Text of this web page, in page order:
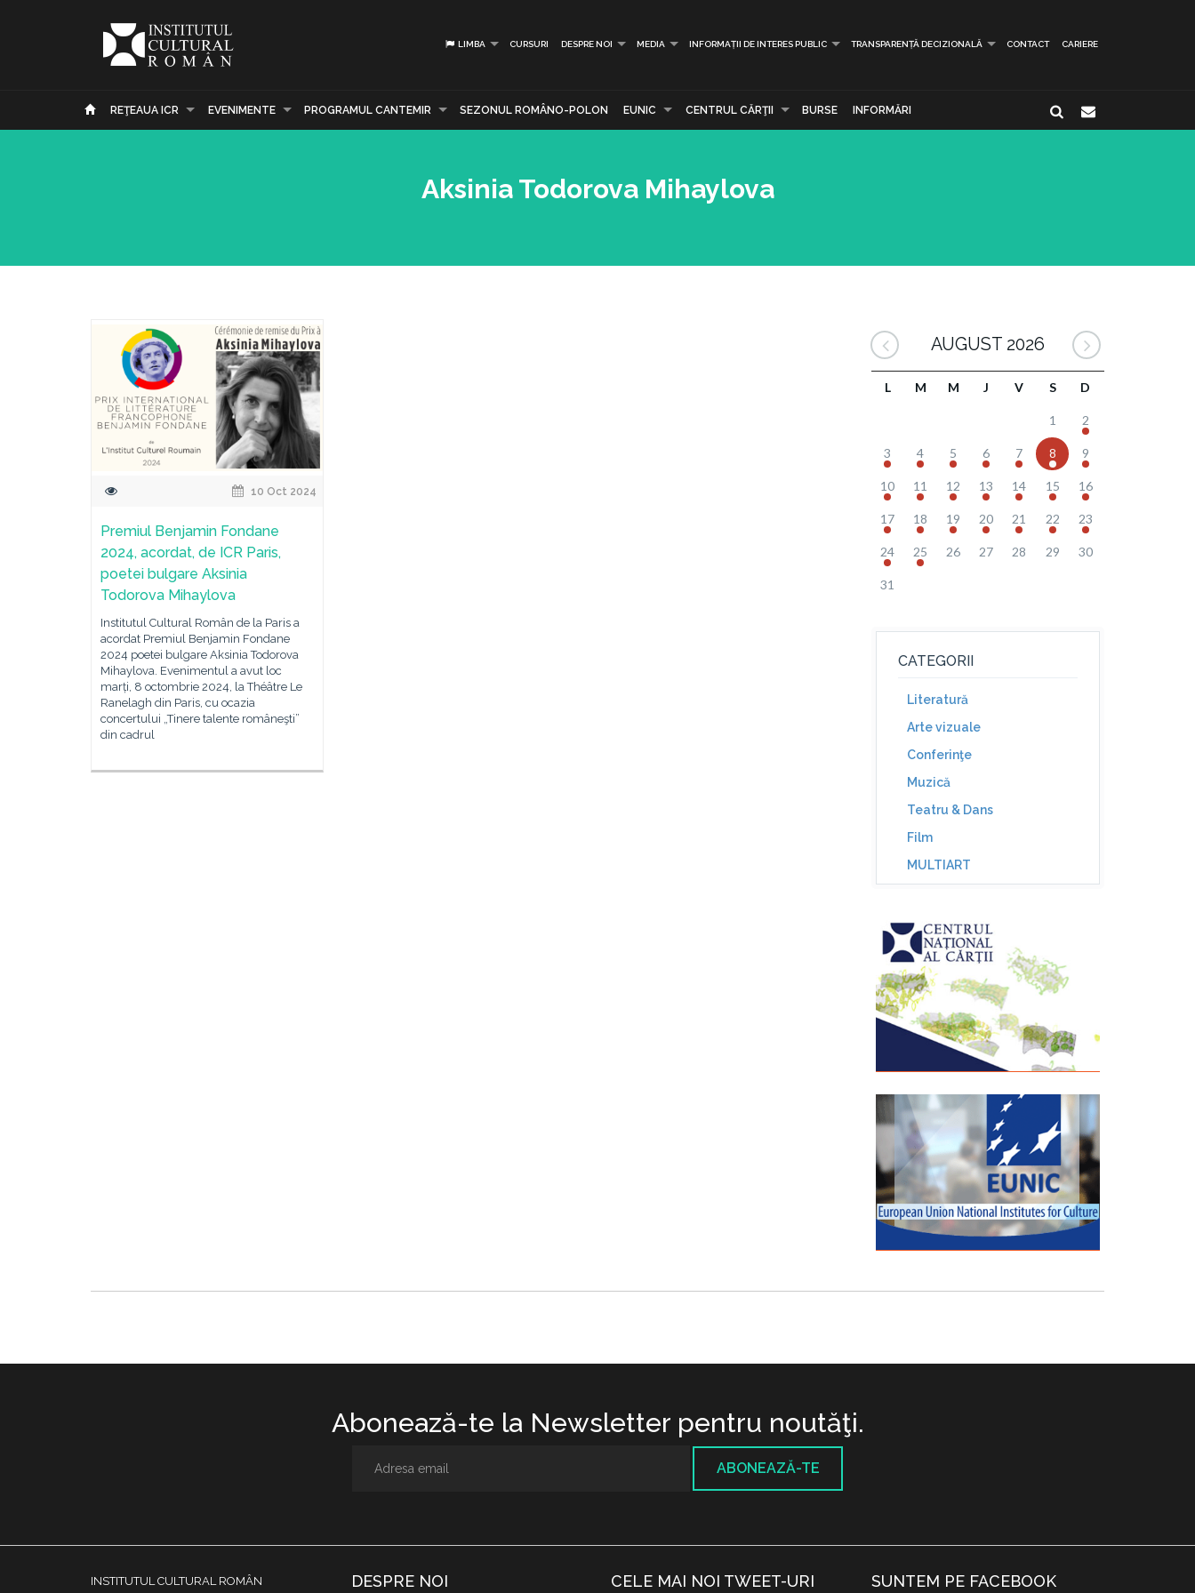
LIMBA CURSURI DESPRE NOI MEDIA INFORMAȚII DE INTERES PUBLIC TRANSPARENȚĂ DECIZIONALĂ CONTACT CARIERE
REŢEAUA ICR EVENIMENTE PROGRAMUL CANTEMIR SEZONUL ROMÂNO-POLON EUNIC CENTRUL CĂRŢII BURSE INFORMĂRI
Aksinia Todorova Mihaylova
10 Oct 2024
Premiul Benjamin Fondane
2024, acordat, de ICR Paris,
poetei bulgare Aksinia
Todorova Mihaylova
Institutul Cultural Român de la Paris a
acordat Premiul Benjamin Fondane
2024 poetei bulgare Aksinia Todorova
Mihaylova. Evenimentul a avut loc
marți, 8 octombrie 2024, la Théâtre Le
Ranelagh din Paris, cu ocazia
concertului „Tinere talente româneşti”
din cadrul
AUGUST 2026
L M M J V S D
1 2
3 4 5 6 7 8 9
10 11 12 13 14 15 16
17 18 19 20 21 22 23
24 25 26 27 28 29 30
31
CATEGORII
Literatură
Arte vizuale
Conferinţe
Muzică
Teatru & Dans
Film
MULTIART
Abonează-te la Newsletter pentru noutăţi.
ABONEAZĂ-TE
INSTITUTUL CULTURAL ROMÂN
DESPRE NOI CELE MAI NOI TWEET-URI SUNTEM PE FACEBOOK